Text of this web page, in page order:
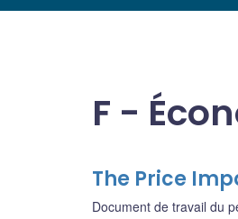
F -
The Price
Document de travail du